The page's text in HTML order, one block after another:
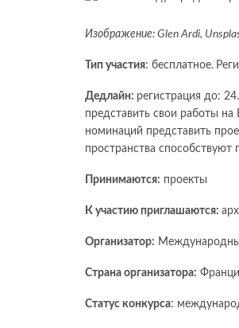
Изображение: Glen Ardi,
Тип участия: бесплатное.
Дедлайн: регистрация до:
представить свои работы
номинаций представить
пространства
Принимаются: проекты
К участию приглашаются:
Организатор:
Страна организатора:
Статус конкурса: